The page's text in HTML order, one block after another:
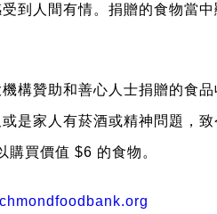
到人間有情。捐贈的食物當
構贊助和善心人士捐贈的食
是家人有菸酒或精神問題，
購買價值 $6 的食物。